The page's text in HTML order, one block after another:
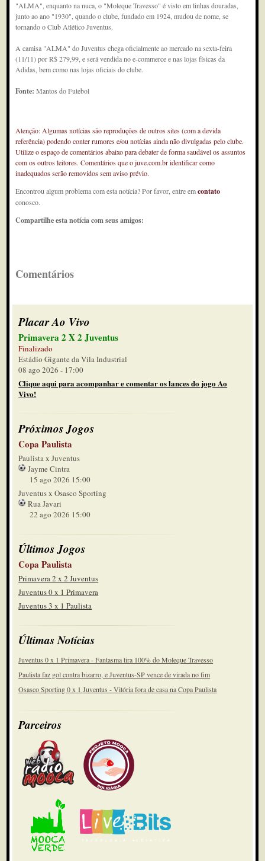
"ALMA", enquanto na nuca, o "Moleque Travesso" é visto em linhas douradas,
junto ao ano "1930", quando o clube, fundado em 1924, mudou de nome, se
tornando o Club Atlético Juventus.
A camisa "ALMA" do Juventus chega oficialmente ao mercado na sexta-feira
(11/11) por R$ 279,99, e será vendida no e-commerce e nas lojas físicas da
Adidas, bem como nas lojas oficiais do clube.
Fonte:Mantos do Futebol
Atenção: Algumas notícias são reproduções de outros sites (com a devida
referência) podendo conter rumores e/ou notícias ainda não divulgadas pelo clube.
Utilize o espaço de comentários abaixo para debater de forma saudável os assuntos
com os outros leitores. Comentários que o juve.com.br identificar como
inadequados serão removidos sem aviso prévio.
Encontrou algum problema com esta notícia? Por favor, entre emcontato
conosco.
Compartilhe esta notícia com seus amigos:
Comentários
Placar Ao Vivo
Primavera 2 X 2 Juventus
Finalizado
Estádio Gigante da Vila Industrial
08 ago 2026 - 17:00
Clique aqui para acompanhar e comentar os lances do jogo Ao
Vivo!
Próximos Jogos
Copa Paulista
Paulista x Juventus
Jayme Cintra
15 ago 2026 15:00
Juventus x Osasco Sporting
Rua Javari
22 ago 2026 15:00
Últimos Jogos
Copa Paulista
Primavera 2 x 2 Juventus
Juventus 0 x 1 Primavera
Juventus 3 x 1 Paulista
Últimas Notícias
Juventus 0 x 1 Primavera - Fantasma tira 100% do Moleque Travesso
Paulista faz gol contra bizarro, e Juventus-SP vence de virada no fim
Osasco Sporting 0 x 1 Juventus - Vitória fora de casa na Copa Paulista
Parceiros